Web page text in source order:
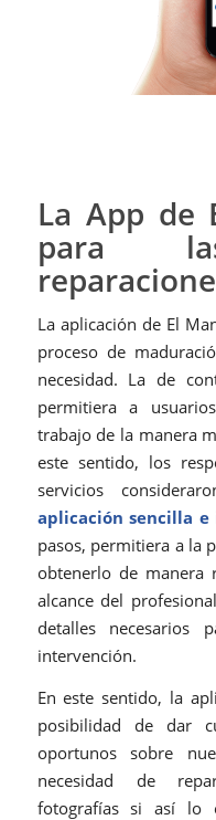
La App de
para
La aplicación de El
proceso de
necesidad. La de
permitiera a
trabajo de la manera
este sentido, los
servicios
aplicación sencilla
pasos, permitiera a la
obtenerlo de manera
alcance del
detalles necesarios
intervención.
En este sentido, la
posibilidad de dar
oportunos sobre
necesidad de
fotografías si así lo